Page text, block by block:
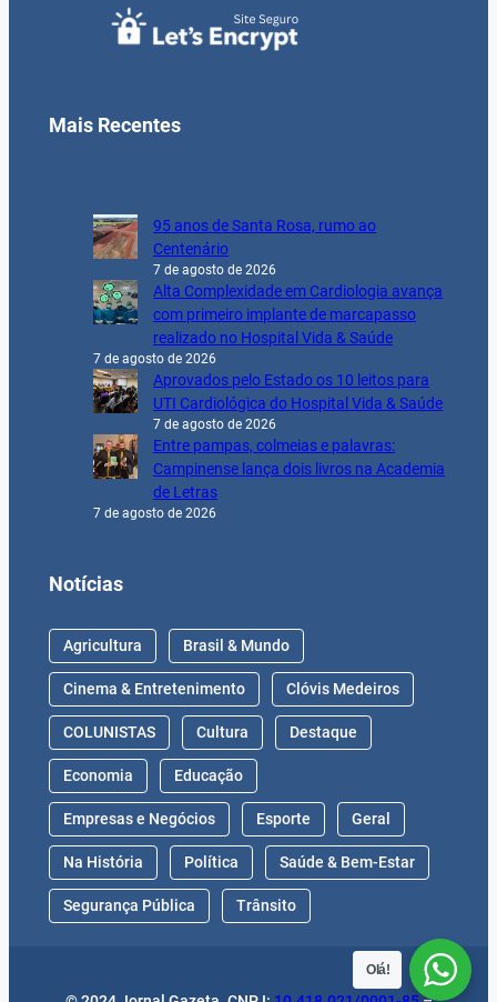
Mais Recentes
95 anos de Santa Rosa, rumo ao
Centenário
7 de agosto de 2026
Alta Complexidade em Cardiologia avança
com primeiro implante de marcapasso
realizado no Hospital Vida & Saúde
7 de agosto de 2026
Aprovados pelo Estado os 10 leitos para
UTI Cardiológica do Hospital Vida & Saúde
7 de agosto de 2026
Entre pampas, colmeias e palavras:
Campinense lança dois livros na Academia
de Letras
7 de agosto de 2026
Notícias
Agricultura Brasil & Mundo
Cinema & Entretenimento Clóvis Medeiros
COLUNISTAS Cultura Destaque
Economia Educação
Empresas e Negócios Esporte Geral
Na História Política Saúde & Bem-Estar
Segurança Pública Trânsito
Olá!